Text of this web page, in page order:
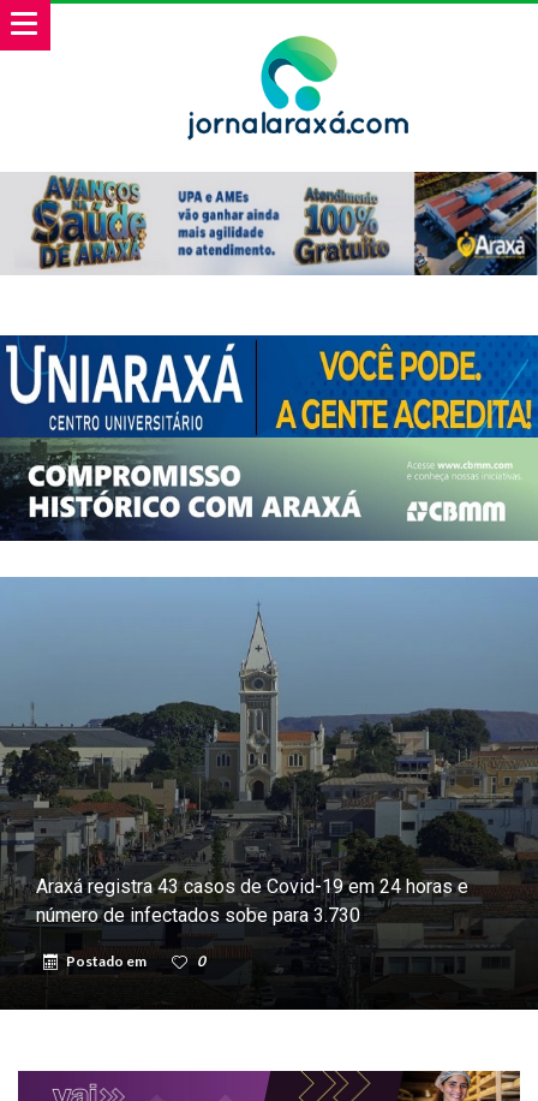
Araxá registra 43 casos de Covid-19 em 24 horas e
número de infectados sobe para 3.730
Postado em 0